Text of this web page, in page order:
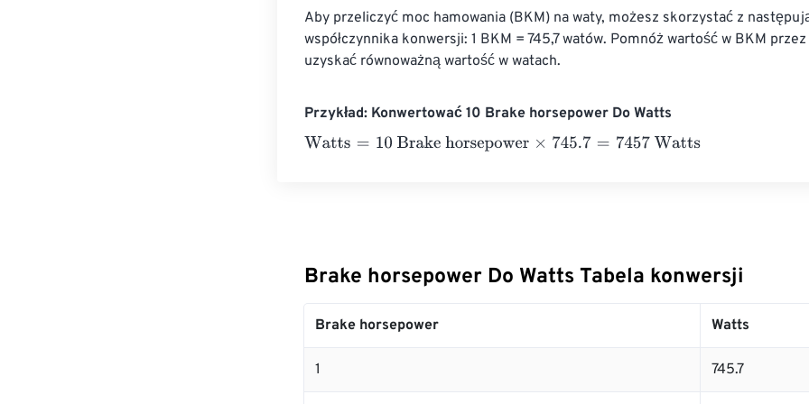
Aby przeliczyć moc hamowania (BKM) na waty, możesz skorzystać z
współczynnika konwersji: 1 BKM = 745,7 watów. Pomnóż wartość w BKM przez
uzyskać równoważną wartość w watach.
Przykład: Konwertować 10 Brake horsepower Do Watts
Watts= 10 Brake horsepower×745.7 =7457 Watts
Brake horsepower Do Watts Tabela konwersji
Brake horsepower Watts
1 745.7